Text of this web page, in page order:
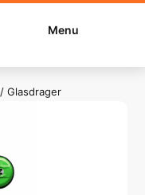
Menu
/Glasdrager